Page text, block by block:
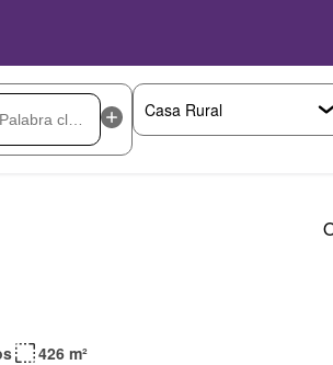
426 m²